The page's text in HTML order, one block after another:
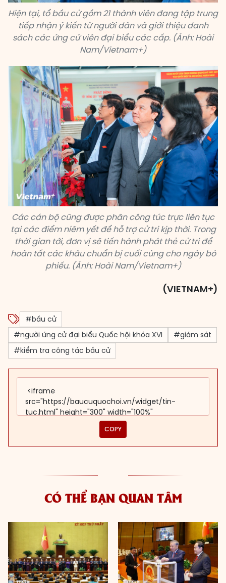
Hiện tại, tổ bầu cử gồm 21 thành viên đang tập trung
tiếp nhận ý kiến từ người dân và giới thiệu danh
sách các ứng cử viên đại biểu các cấp. (Ảnh: Hoài
Nam/Vietnam+)
Các cán bộ cũng được phân công túc trực liên tục
tại các điểm niêm yết để hỗ trợ cử tri kịp thời. Trong
thời gian tới, đơn vị sẽ tiến hành phát thẻ cử tri để
hoàn tất các khâu chuẩn bị cuối cùng cho ngày bỏ
phiếu. (Ảnh: Hoài Nam/Vietnam+)
(VIETNAM+)
#bầu cử
#người ứng cử đại biểu Quốc hội khóa XVI
#giám sát
#kiểm tra công tác bầu cử
COPY
CÓ THỂ BẠN QUAN TÂM